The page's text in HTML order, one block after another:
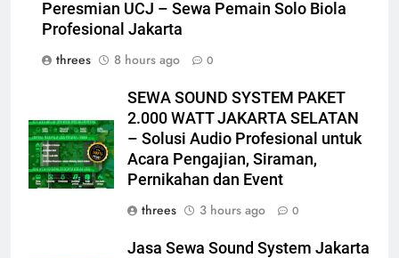
Peresmian UCJ – Sewa Pemain Solo Biola
Profesional Jakarta
threes
8 hours ago 0
SEWA SOUND SYSTEM PAKET
2.000 WATT JAKARTA SELATAN
– Solusi Audio Profesional untuk
Acara Pengajian, Siraman,
Pernikahan dan Event
threes
3 hours ago 0
Jasa Sewa Sound System Jakarta